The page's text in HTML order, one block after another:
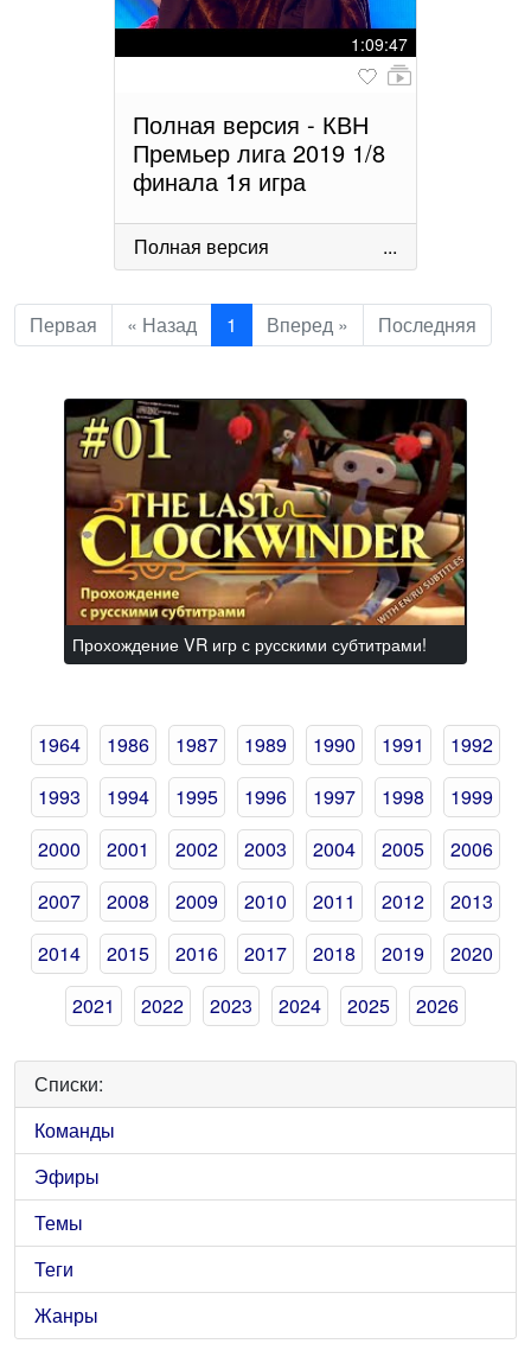
1:09:47
Полная версия - КВН
Премьер лига 2019 1/8
финала 1я игра
Полная версия ...
Первая « Назад 1 Вперед » Последняя
Прохождение VR игр с русскими субтитрами!
1964 1986 1987 1989 1990 1991
1992
1993
1994 1995 1996 1997 1998
1999
2000
2001 2002 2003 2004 2005
2006
2007
2008 2009 2010 2011 2012
2013
2014
2015 2016 2017 2018 2019
2020
2021
2022 2023 2024 2025 2026
Списки:
Команды
Эфиры
Темы
Теги
Жанры